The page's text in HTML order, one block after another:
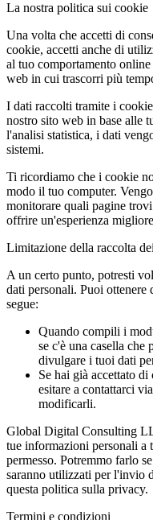
La nostra politica sui cookie
Una volta che accetti di
cookie, accetti anche di
al tuo comportamento
web in cui trascorri più
I dati raccolti tramite i
nostro sito web in base alle
l'analisi statistica, i dati
sistemi.
Ti ricordiamo che i cookie
modo il tuo computer.
monitorare quali pagine
offrire un'esperienza
Limitazione della raccolta
A un certo punto, potresti
dati personali. Puoi ottenere
segue:
Quando compili i
se c'è una casella che
divulgare i tuoi dati
Se hai già accettato
esitare a contattarci
modificarli.
Global Digital Consulting
tue informazioni personali a
permesso. Potremmo farlo
saranno utilizzati per l'invio
questa politica sulla privacy.
Termini e condizioni